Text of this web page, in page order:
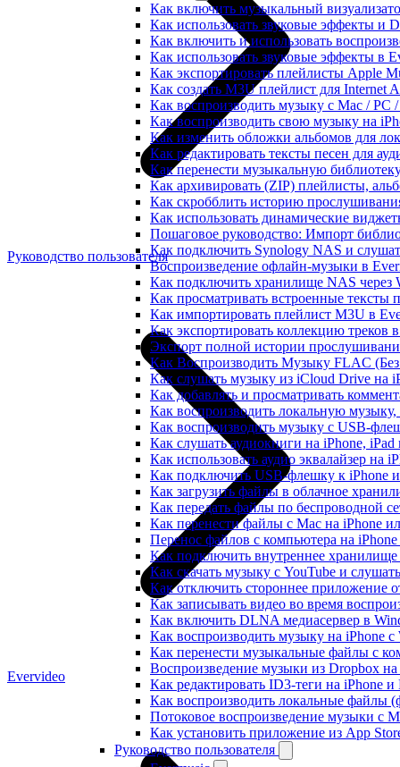
Как включить музыкальный
Как использовать звуковые эффекты и
Как включить и использовать
Как использовать звуковые эффекты в
Как экспортировать плейлисты Apple
Как создать M3U плейлист для Internet
Как воспроизводить музыку с Mac /
Как воспроизводить свою музыку на
Как изменить обложки альбомов для
Как редактировать тексты песен для
Как перенести музыкальную
Как архивировать (ZIP) плейлисты,
Как скробблить историю
Как использовать динамические
Пошаговое руководство: Импорт
Как подключить Synology NAS и
Воспроизведение офлайн-музыки в
Как подключить хранилище NAS через
Как просматривать встроенные
Как импортировать плейлист M3U в
Как экспортировать коллекцию
Экспорт полной истории
Как Воспроизводить Музыку FLAC
Как слушать музыку из iCloud Drive на
Как добавлять и просматривать
Как воспроизводить локальную
Как воспроизводить музыку с USB-
Как слушать аудиокниги на iPhone,
Как использовать аудио эквалайзер на
Как подключить USB-флешку к iPhone
Как загрузить файлы в облачное
Как передать файлы по беспроводной
Как перенести файлы с Mac на iPhone
Перенос файлов с компьютера на
Как подключить внутреннее
Как скачать музыку с YouTube и
Как отключить стороннее приложение
Как записывать видео во время
Как включить DLNA медиасервер в
Как воспроизводить музыку на iPhone
Как перенести музыкальные файлы с
Воспроизведение музыки из Dropbox
Как редактировать ID3-теги на iPhone и
Как воспроизводить локальные файлы
Потоковое воспроизведение музыки с
Как установить приложение из App
Руководство пользователя
Руководство пользователя
Evervideo